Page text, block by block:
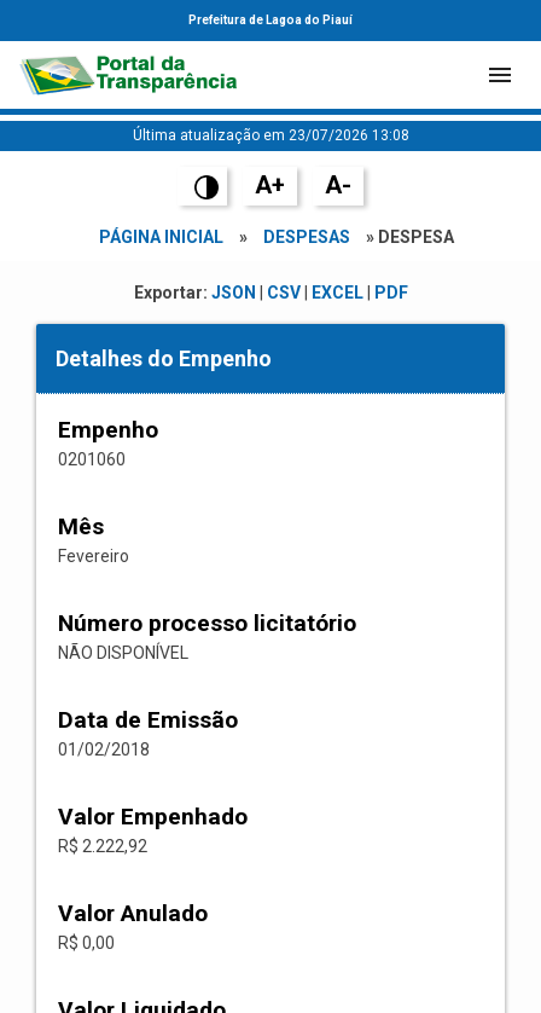
Prefeitura de Lagoa do Piauí
Última atualização em 23/07/2026 13:08
A+ A-
PÁGINA INICIAL » DESPESAS » DESPESA
Exportar: JSON CSV| EXCEL| PDF
Detalhes do Empenho
Empenho
0201060
Mês
Fevereiro
Número processo licitatório
NÃO DISPONÍVEL
Data de Emissão
01/02/2018
Valor Empenhado
R$ 2.222,92
Valor Anulado
R$ 0,00